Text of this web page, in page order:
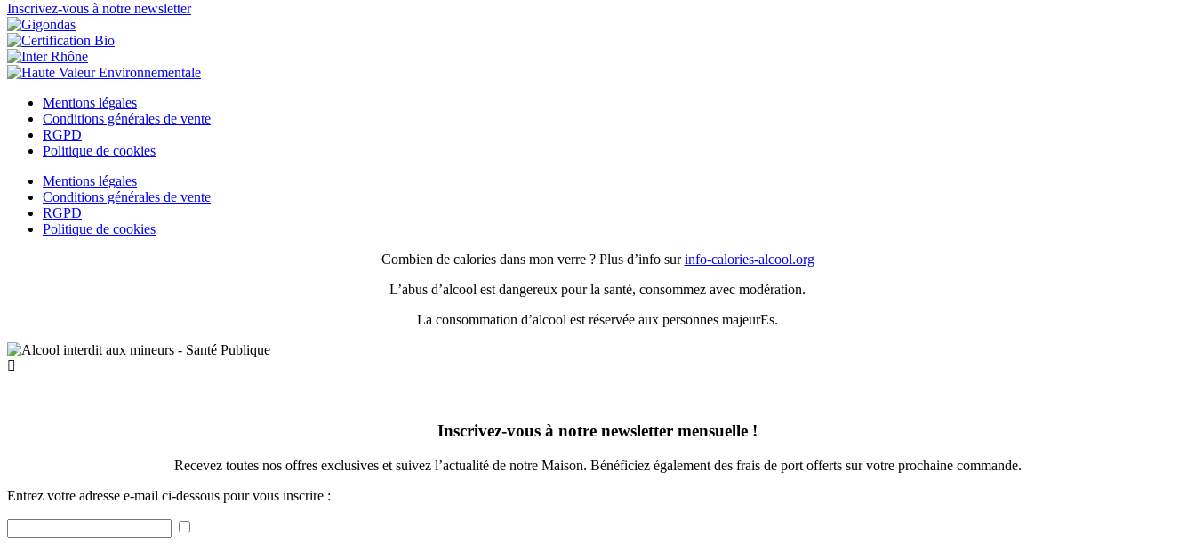
Inscrivez-vous à notre newsletter
Mentions légales
Conditions générales de vente
RGPD
Politique de cookies
Mentions légales
Conditions générales de vente
RGPD
Politique de cookies
Combien de calories dans mon verre ? Plus d’info surinfo-calories-alcool.org
L’abus d’alcool est dangereux pour la santé, consommez avec modération.
La consommation d’alcool est réservée aux personnes majeurEs.
Inscrivez-vous à notre newsletter mensuelle !
Recevez toutes nos offres exclusives et suivez l’actualité de notre Maison. Bénéficiez également des frais de port offerts sur votre prochaine commande.
Entrez votre adresse e-mail ci-dessous pour vous inscrire :